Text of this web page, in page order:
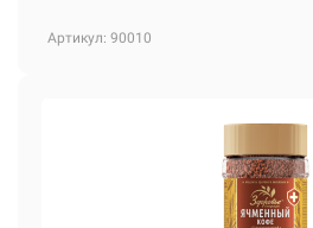
Артикул: 90010